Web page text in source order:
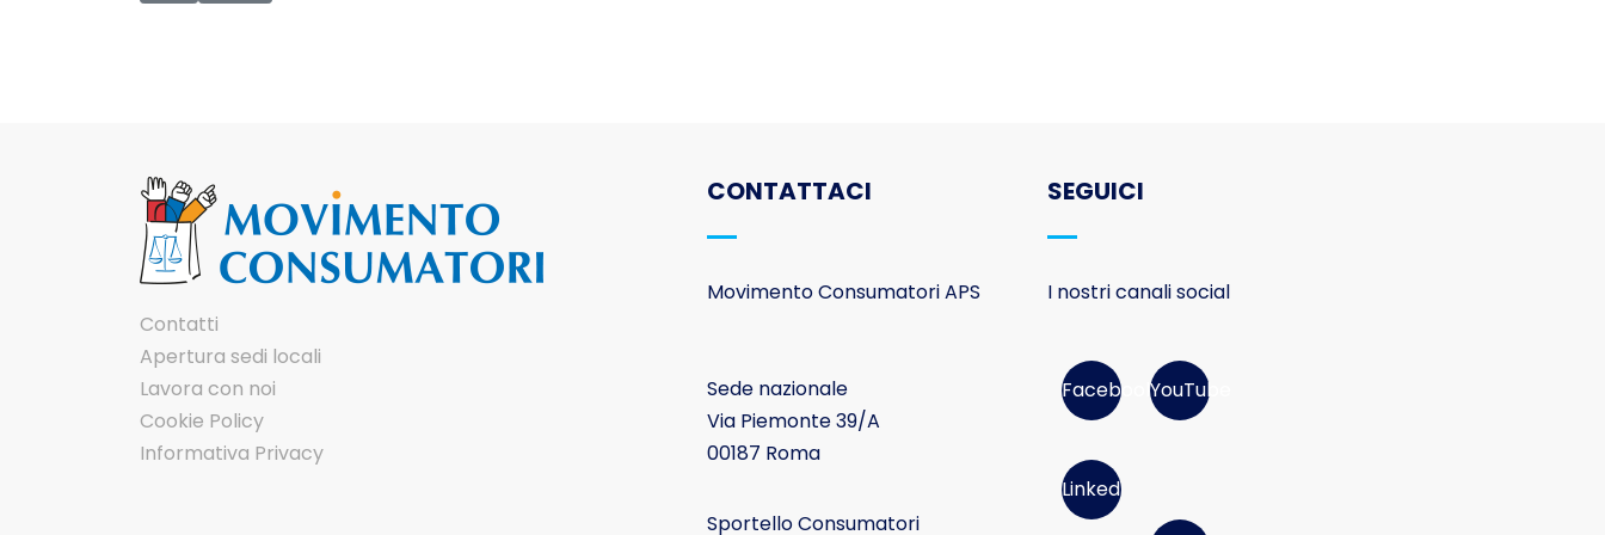
Contatti
Apertura sedi locali
Lavora con noi
Cookie Policy
Informativa Privacy
CONTATTACI
Movimento Consumatori APS
Sede nazionale
Via Piemonte 39/A
00187 Roma
Sportello Consumatori
SEGUICI
I nostri canali social
FacebookYouTube
Linked